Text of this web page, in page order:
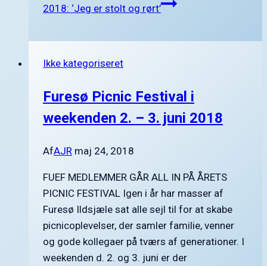
2018: ‘Jeg er stolt og rørt’
Ikke kategoriseret
Furesø Picnic Festival i
weekenden 2. – 3. juni 2018
AfAJR maj 24, 2018
FUEF MEDLEMMER GÅR ALL IN PÅ ÅRETS
PICNIC FESTIVAL Igen i år har masser af
Furesø Ildsjæle sat alle sejl til for at skabe
picnicoplevelser, der samler familie, venner
og gode kollegaer på tværs af generationer. I
weekenden d. 2. og 3. juni er der